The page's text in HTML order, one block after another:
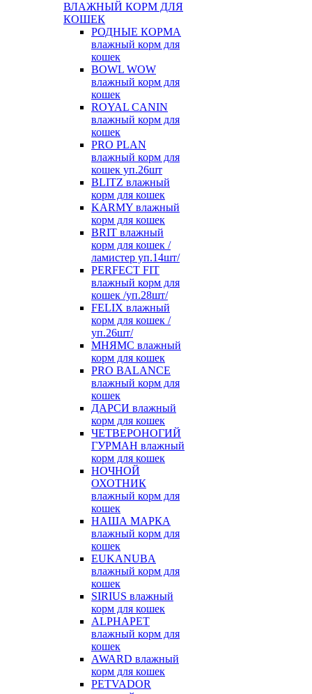
ВЛАЖНЫЙ КОРМ ДЛЯ
КОШЕК
РОДНЫЕ КОРМА
влажный корм для
кошек
BOWL WOW
влажный корм для
кошек
ROYAL CANIN
влажный корм для
кошек
PRO PLAN
влажный корм для
кошек уп.26шт
BLITZ влажный
корм для кошек
KARMY влажный
корм для кошек
BRIT влажный
корм для кошек /
ламистер уп.14шт/
PERFECT FIT
влажный корм для
кошек /уп.28шт/
FELIX влажный
корм для кошек /
уп.26шт/
МНЯМС влажный
корм для кошек
PRO BALANCE
влажный корм для
кошек
ДАРСИ влажный
корм для кошек
ЧЕТВЕРОНОГИЙ
ГУРМАН влажный
корм для кошек
НОЧНОЙ
ОХОТНИК
влажный корм для
кошек
НАША МАРКА
влажный корм для
кошек
EUKANUBA
влажный корм для
кошек
SIRIUS влажный
корм для кошек
ALPHAPET
влажный корм для
кошек
AWARD влажный
корм для кошек
PETVADOR